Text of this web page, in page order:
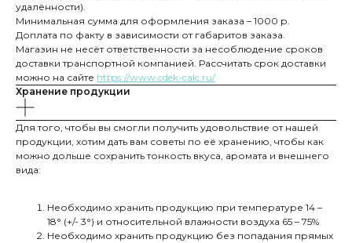
удалённости).
Минимальная сумма для оформления заказа – 1000 р.
Доплата по факту в зависимости от габаритов заказа.
Магазин не несёт ответственности за несоблюдение сроков
доставки транспортной компанией. Рассчитать срок доставки
можно на сайте https://www.cdek-calc.ru/
Хранение продукции
Для того, чтобы вы смогли получить удовольствие от нашей
продукции, хотим дать вам советы по её хранению, чтобы как
можно дольше сохранить тонкость вкуса, аромата и внешнего
вида:
Необходимо хранить продукцию при температуре 14 –
18° (+/- 3°) и относительной влажности воздуха 65 – 75%
Необходимо хранить продукцию без попадания прямых